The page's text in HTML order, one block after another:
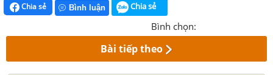
Chia sẻ Bình luận Chia sẻ
Bình chọn:
Bài tiếp theo